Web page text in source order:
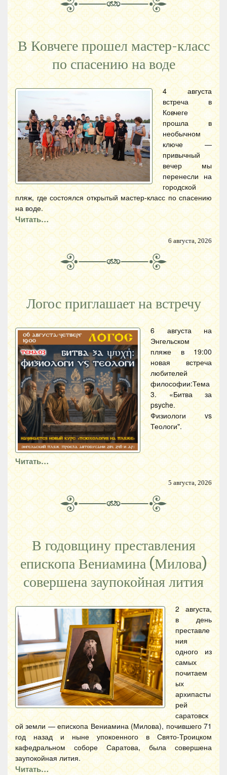
В Ковчеге прошел мастер-класс
по спасению на воде
4 августа
встреча в
Ковчеге
прошла в
необычном
ключе —
привычный
вечер мы
перенесли на
городской
пляж, где состоялся открытый мастер-класс по спасению
на воде.
Читать…
6 августа, 2026
Логос приглашает на встречу
6 августа на
Энгельском
пляже в 19:00
новая встреча
любителей
философии:Тема
3. «Битва за
psyche.
Физиологи vs
Теологи".
Читать…
5 августа, 2026
В годовщину преставления
епископа Вениамина (Милова)
совершена заупокойная лития
2 августа,
в день
преставле
ния
одного из
самых
почитаем
ых
архипасты
рей
саратовск
ой земли — епископа Вениамина (Милова), почившего 71
год назад и ныне упокоенного в Свято-Троицком
кафедральном соборе Саратова, была совершена
заупокойная лития.
Читать…